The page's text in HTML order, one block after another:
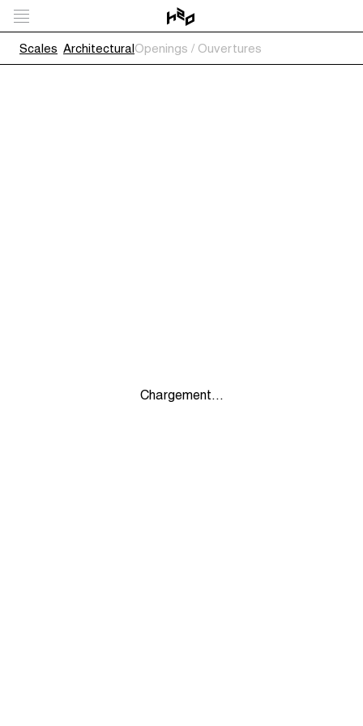
Chargement...
Scales ArchitecturalOpenings / Ouvertures